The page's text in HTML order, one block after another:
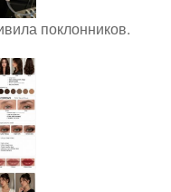
поклонников.